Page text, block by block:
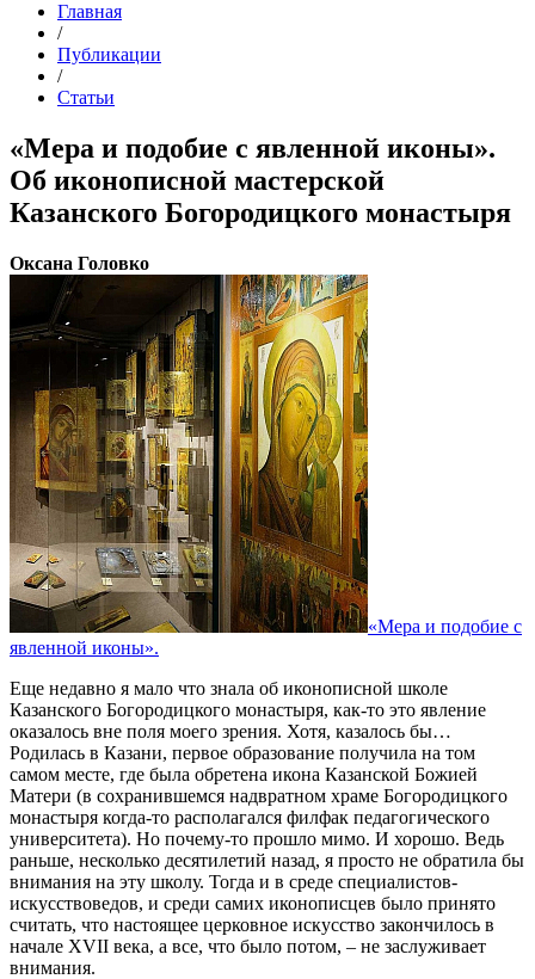
Главная
/
Публикации
/
Статьи
«Мера и подобие с явленной иконы».
Об иконописной мастерской
Казанского Богородицкого монастыря
Оксана Головко
«Мера и подобие с
явленной иконы».
Еще недавно я мало что знала об иконописной школе
Казанского Богородицкого монастыря, как-то это явление
оказалось вне поля моего зрения. Хотя, казалось бы…
Родилась в Казани, первое образование получила на том
самом месте, где была обретена икона Казанской Божией
Матери (в сохранившемся надвратном храме Богородицкого
монастыря когда-то располагался филфак педагогического
университета). Но почему-то прошло мимо. И хорошо. Ведь
раньше, несколько десятилетий назад, я просто не обратила бы
внимания на эту школу. Тогда и в среде специалистов-
искусствоведов, и среди самих иконописцев было принято
считать, что настоящее церковное искусство закончилось в
начале XVII века, а все, что было потом, – не заслуживает
внимания.